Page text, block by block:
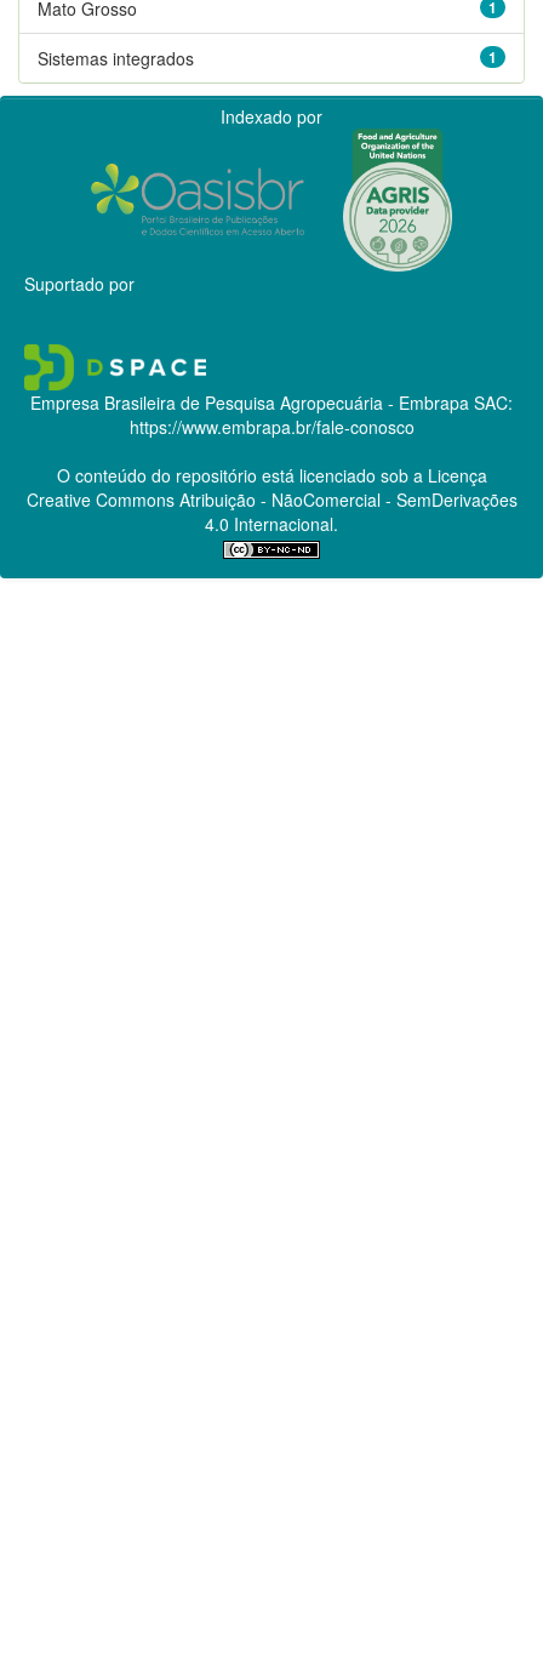
1
Mato Grosso
1
Sistemas integrados
Indexado por
Suportado por
Empresa Brasileira de Pesquisa Agropecuária - Embrapa SAC:
https://www.embrapa.br/fale-conosco
O conteúdo do repositório está licenciado sob a Licença
Creative CommonsAtribuição - NãoComercial - SemDerivações
4.0 Internacional.